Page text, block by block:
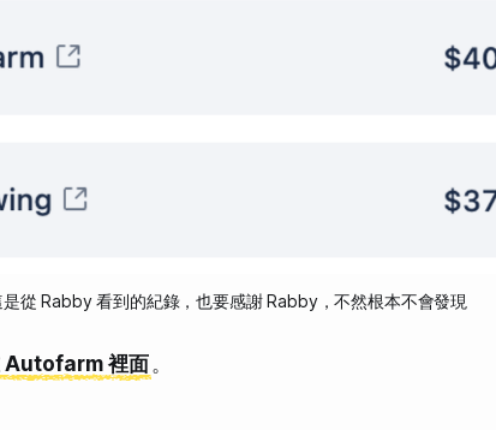
是從 Rabby 看到的紀錄，也要感謝 Rabby，不然根本不會發現
Autofarm 裡面。